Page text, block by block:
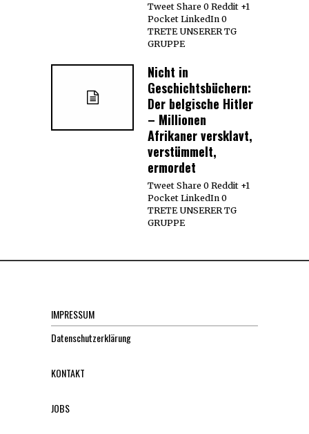
Tweet Share 0 Reddit +1
Pocket LinkedIn 0
TRETE UNSERER TG
GRUPPE
Nicht in
Geschichtsbüchern:
Der belgische Hitler
– Millionen
Afrikaner versklavt,
verstümmelt,
ermordet
Tweet Share 0 Reddit +1
Pocket LinkedIn 0
TRETE UNSERER TG
GRUPPE
IMPRESSUM
Datenschutzerklärung
KONTAKT
JOBS